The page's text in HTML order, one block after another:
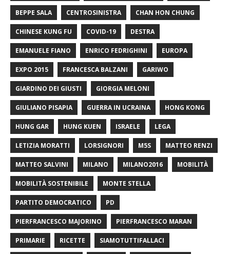
BEPPE SALA CENTROSINISTRA CHAN HON CHUNG
CHINESE KUNG FU COVID-19 DESTRA
EMANUELE FIANO ENRICO FEDRIGHINI EUROPA
EXPO 2015 FRANCESCA BALZANI GARIWO
GIARDINO DEI GIUSTI GIORGIA MELONI
GIULIANO PISAPIA GUERRA IN UCRAINA HONG KONG
HUNG GAR HUNG KUEN ISRAELE LEGA
LETIZIA MORATTI LORSIGNORI M5S MATTEO RENZI
MATTEO SALVINI MILANO MILANO2016 MOBILITÀ
MOBILITÀ SOSTENIBILE MONTE STELLA
PARTITO DEMOCRATICO PD
PIERFRANCESCO MAJORINO PIERFRANCESCO MARAN
PRIMARIE RICETTE SIAMOTUTTIFALLACI